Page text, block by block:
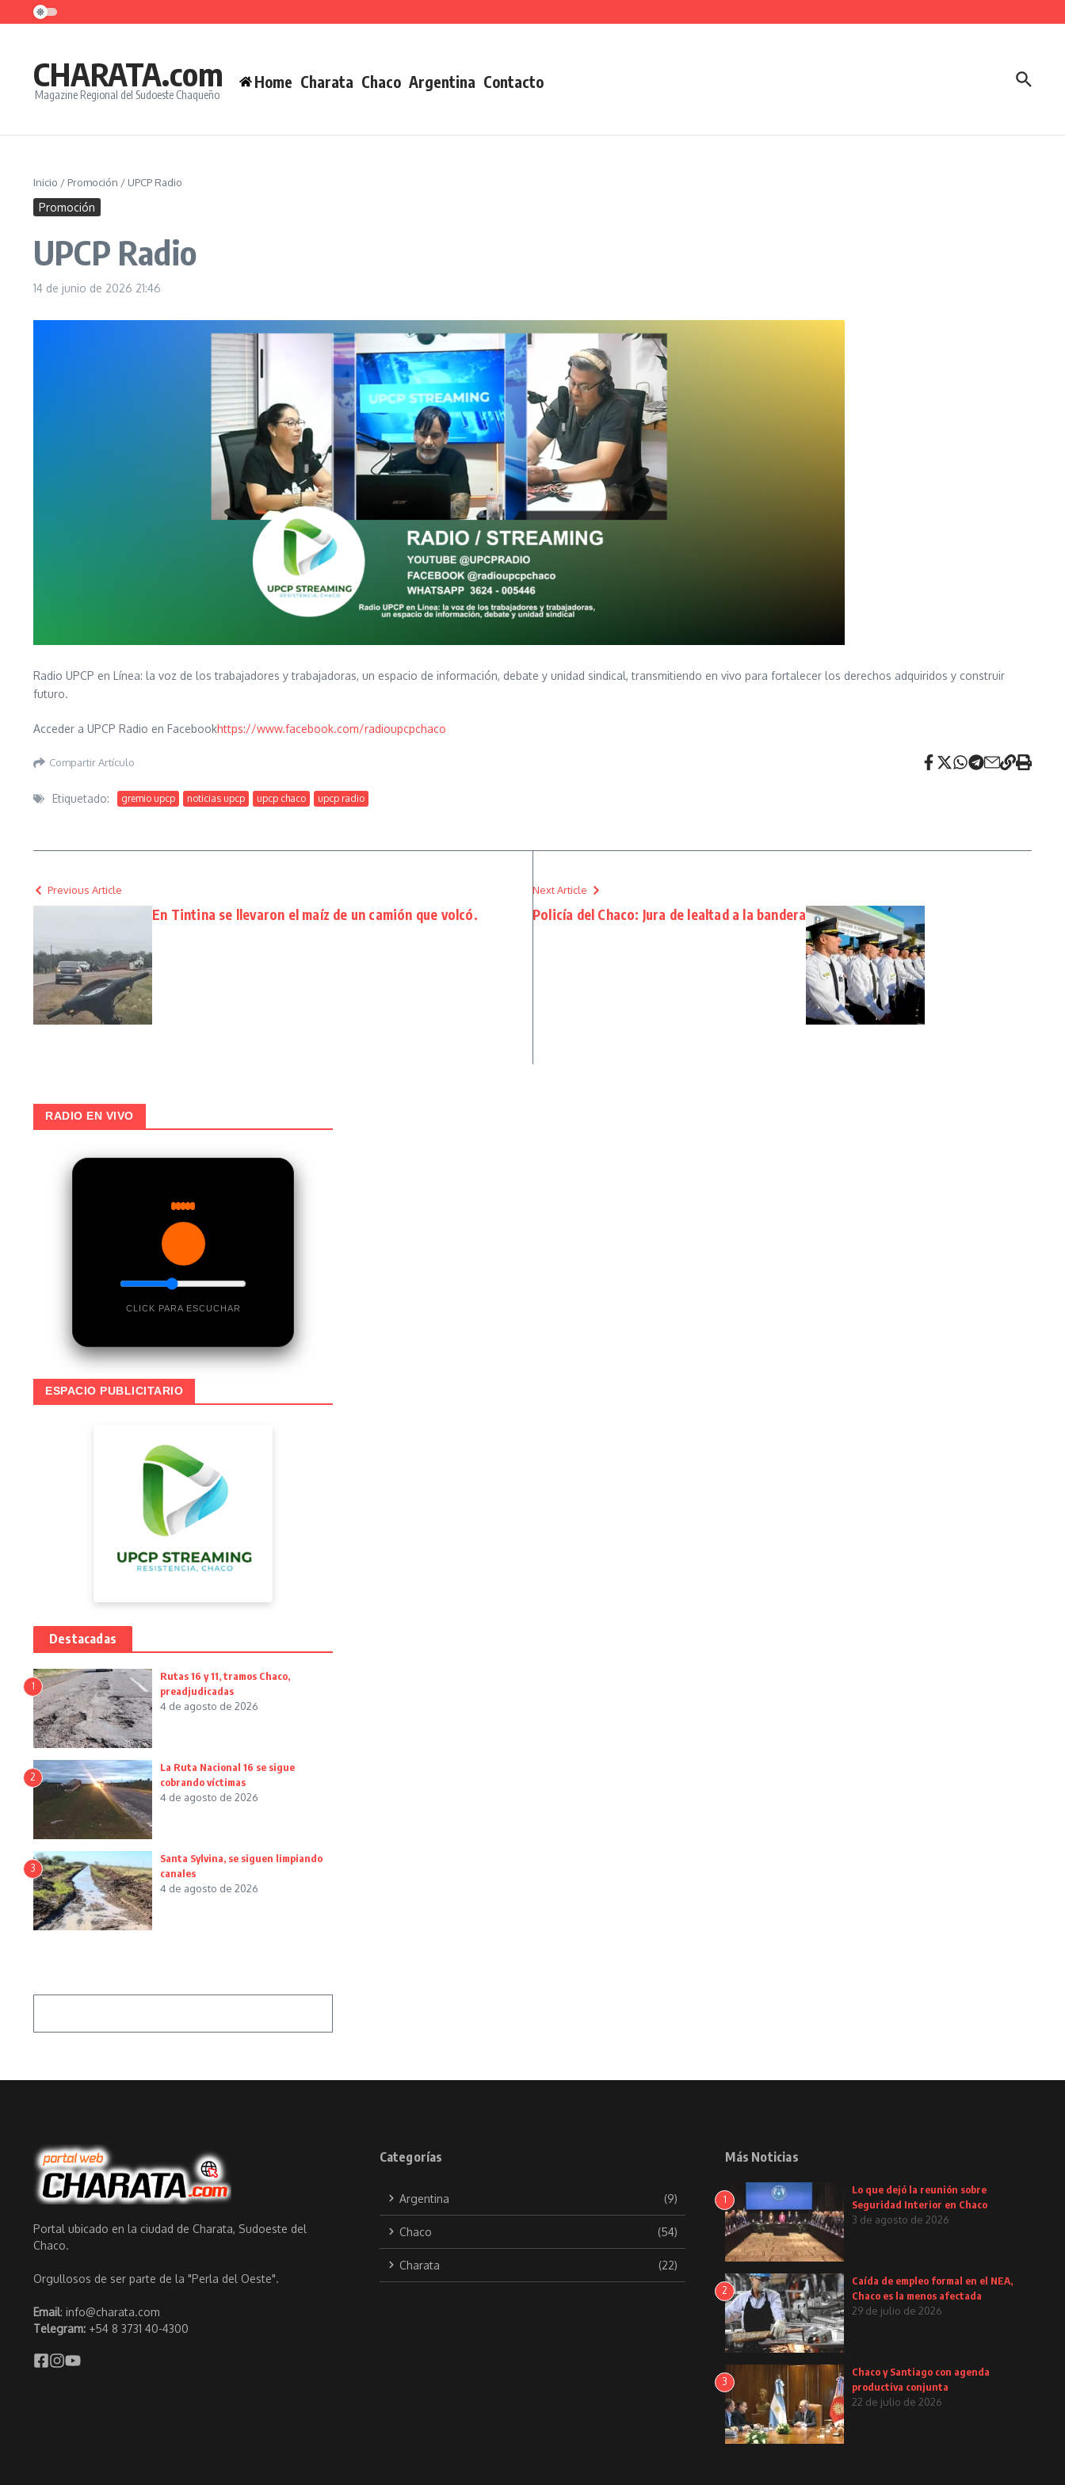
Saltar al contenido
CHARATA.com
Magazine Regional del Sudoeste Chaqueño
Home Charata Chaco Argentina Contacto
Inicio / Promoción / UPCP Radio
Promoción
UPCP Radio
14 de junio de 2026 21:46
Radio UPCP en Línea: la voz de los trabajadores y trabajadoras, un espacio de información, debate y unidad sindical, transmitiendo en vivo para fortalecer los derechos adquiridos y construir
futuro.
Acceder a UPCP Radio en Facebookhttps://www.facebook.com/radioupcpchaco
Compartir Artículo
Etiquetado: gremio upcp noticias upcp upcp chaco upcp radio
Previous Article
En Tintina se llevaron el maíz de un camión que volcó.
Next Article
Policía del Chaco: Jura de lealtad a la bandera
RADIO EN VIVO
CLICK PARA ESCUCHAR
ESPACIO PUBLICITARIO
Destacadas
1
Rutas 16 y 11, tramos Chaco,
preadjudicadas
4 de agosto de 2026
2
La Ruta Nacional 16 se sigue
cobrando víctimas
4 de agosto de 2026
3
Santa Sylvina, se siguen limpiando
canales
4 de agosto de 2026
Portal ubicado en la ciudad de Charata, Sudoeste del
Chaco.
Orgullosos de ser parte de la "Perla del Oeste".
Email: info@charata.com
Telegram: +54 8 3731 40-4300
Categorías
Argentina (9)
Chaco (54)
Charata (22)
Más Noticias
1
Lo que dejó la reunión sobre
Seguridad Interior en Chaco
3 de agosto de 2026
2
Caída de empleo formal en el NEA,
Chaco es la menos afectada
29 de julio de 2026
3
Chaco y Santiago con agenda
productiva conjunta
22 de julio de 2026